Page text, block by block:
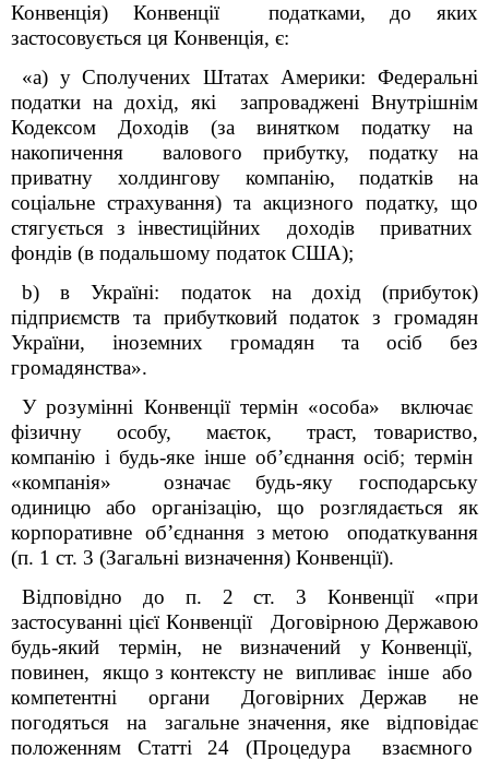
Конвенція) Конвенції податками, до яких
застосовується ця Конвенція, є:
«а) у Сполучених Штатах Америки: Федеральні
податки на дохід, які запроваджені Внутрішнім
Кодексом Доходів (за винятком податку на
накопичення валового прибутку, податку на
приватну холдингову компанію, податків на
соціальне страхування) та акцизного податку, що
стягується з інвестиційних доходів приватних
фондів (в подальшому податок США);
b) в Україні: податок на дохід (прибуток)
підприємств та прибутковий податок з громадян
України, іноземних громадян та осіб без
громадянства».
У розумінні Конвенції термін «особа» включає
фізичну особу, маєток, траст, товариство,
компанію і будь-яке інше об’єднання осіб;термін
«компанія» означає будь-яку господарську
одиницю або організацію, що розглядається як
корпоративне об’єднання з метою оподаткування
(п. 1 ст. 3 (Загальні визначення) Конвенції).
Відповідно до п. 2 ст. 3 Конвенції «при
застосуванні цієї Конвенції Договірною Державою
будь-який термін, не визначений у Конвенції,
повинен, якщо з контексту не випливає інше або
компетентні органи Договірних Держав не
погодяться на загальне значення, яке відповідає
положенням Статті 24 (Процедура взаємного